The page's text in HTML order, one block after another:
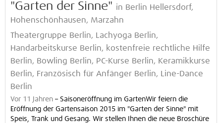
"Garten der Sinne" in Berlin Hellersdorf,
Hohenschönhausen, Marzahn
Theatergruppe Berlin, Lachyoga Berlin,
Handarbeitskurse Berlin, kostenfreie rechtliche Hilfe
Berlin, Bowling Berlin, PC-Kurse Berlin, Keramikkurse
Berlin, Französisch für Anfänger Berlin, Line-Dance
Berlin
Vor 11 Jahren – Saisoneröffnung im GartenWir feiern die
Eröffnung der Gartensaison 2015 im "Garten der Sinne" mit
Speis, Trank und Gesang. Wir stellen Ihnen die neue Broschüre